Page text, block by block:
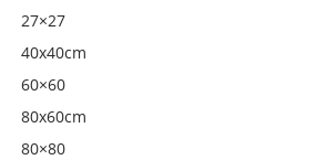
27×27
40x40cm
60×60
80x60cm
80×80